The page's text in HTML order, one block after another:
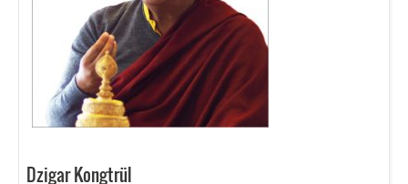
Dzigar Kongtrül